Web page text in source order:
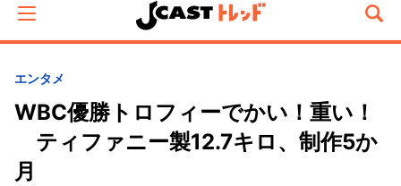
エンタメ
WBC優勝トロフィーでかい！重い！
ティファニー製12.7キロ、制作5か
月